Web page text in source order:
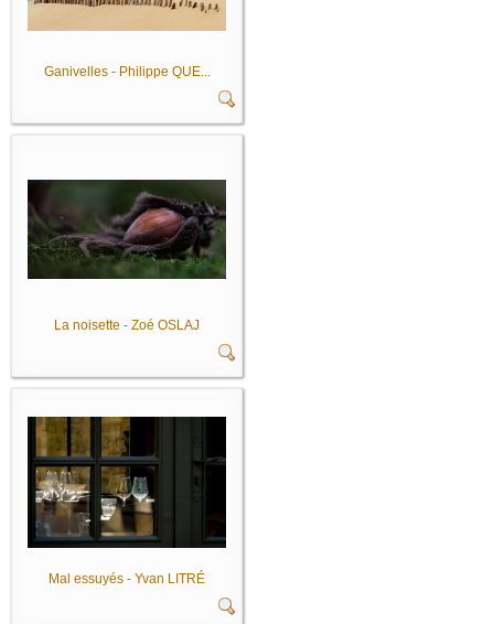
Ganivelles - Philippe QUE...
La noisette - Zoé OSLAJ
Mal essuyés - Yvan LITRÉ